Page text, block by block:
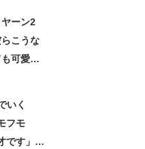
ーン2
こうな
可愛
いく
フモ
です」